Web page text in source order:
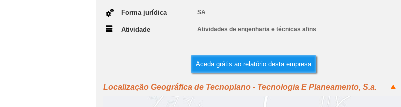
Forma jurídica SA
Atividade Atividades de engenharia e técnicas afins
Aceda grátis ao relatório desta empresa
Localização Geográfica de Tecnoplano - Tecnologia E Planeamento, S.a.